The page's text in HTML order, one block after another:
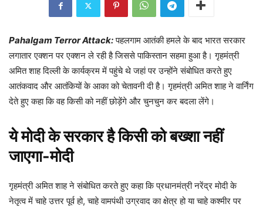
Pahalgam Terror Attack: पहलगाम आतंकी हमले के बाद भारत सरकार
लगातार एक्शन पर एक्शन ले रही है जिससे पाकिस्तान सहमा हुआ है। गृहमंत्री
अमित शाह दिल्ली के कार्यक्रम में पहुंचे थे जहां पर उन्होंने संबोधित करते हुए
आतंकवाद और आतंकियों के आका को चेतावनी दी है। गृहमंत्री अमित शाह ने वार्निंग
देते हुए कहा कि वह किसी को नहीं छोड़ेंगे और चुनचुन कर बदला लेंगे।
ये मोदी के सरकार है किसी को बख्शा नहीं
जाएगा-मोदी
गृहमंत्री अमित शाह ने संबोधित करते हुए कहा कि प्रधानमंत्री नरेंद्र मोदी के
नेतृत्व में चाहे उत्तर पूर्व हो, चाहे वामपंथी उग्रवाद का क्षेत्र हो या चाहे कश्मीर पर